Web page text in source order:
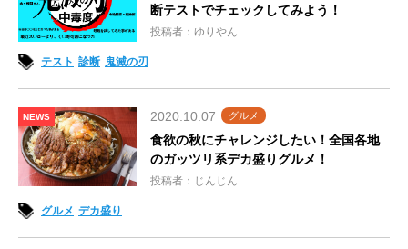
断テストでチェックしてみよう！
投稿者：ゆりやん
テスト 診断 鬼滅の刃
NEWS 2020.10.07 グルメ
食欲の秋にチャレンジしたい！全国各地
のガッツリ系デカ盛りグルメ！
投稿者：じんじん
グルメ デカ盛り